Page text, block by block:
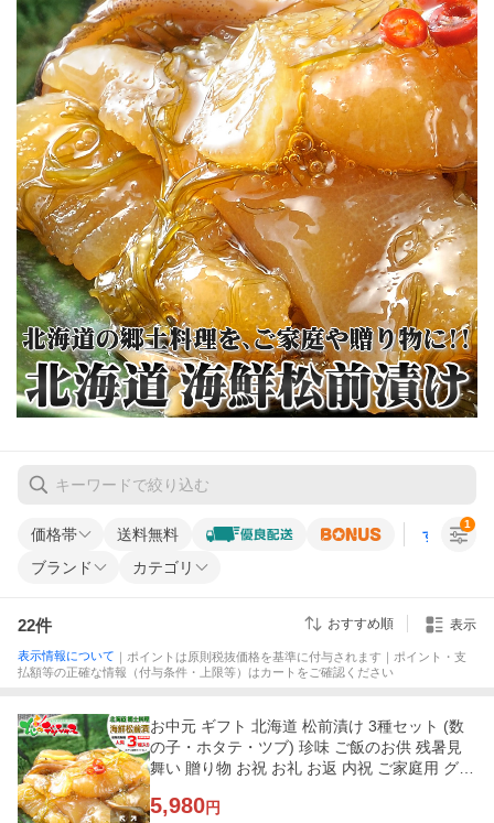
価格帯 送料無料 すべての条
ブランド カテゴリ
1
22件 おすすめ順 表示
表示情報について ｜ポイントは原則税抜価格を基準に付与されます｜ポイント・支
払額等の正確な情報（付与条件・上限等）はカートをご確認ください
お中元 ギフト 北海道 松前漬け 3種セット (数
の子・ホタテ・ツブ) 珍味 ご飯のお供 残暑見
舞い 贈り物 お祝 お礼 お返 内祝 ご家庭用 グル
5,980円